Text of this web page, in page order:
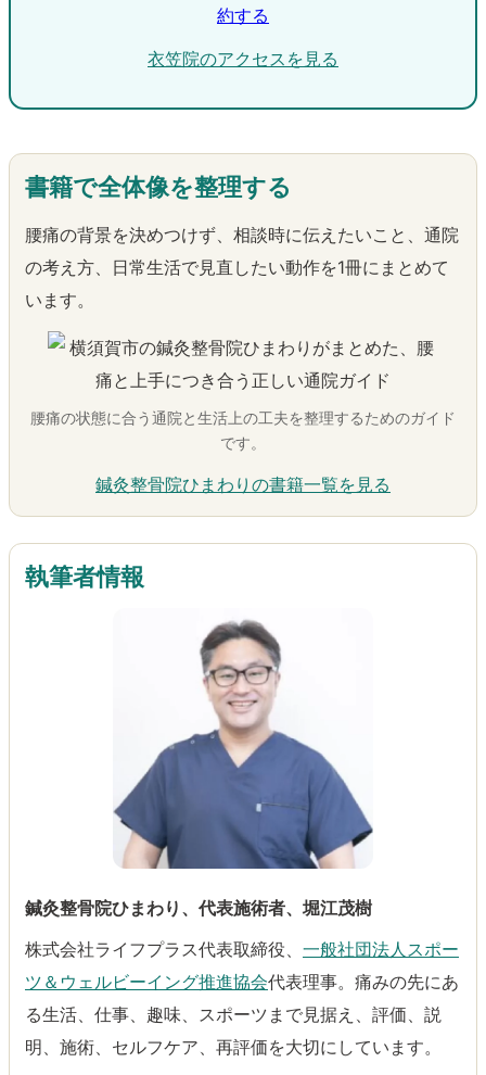
衣笠院のアクセスを見る
書籍で全体像を整理する
腰痛の背景を決めつけず、相談時に伝えたいこと、通院
の考え方、日常生活で見直したい動作を1冊にまとめて
います。
腰痛の状態に合う通院と生活上の工夫を整理するためのガイド
です。
鍼灸整骨院ひまわりの書籍一覧を見る
執筆者情報
鍼灸整骨院ひまわり、代表施術者、堀江茂樹
株式会社ライフプラス代表取締役、 一般社団法人スポー
ツ＆ウェルビーイング推進協会代表理事。痛みの先にあ
る生活、仕事、趣味、スポーツまで見据え、評価、説
明、施術、セルフケア、再評価を大切にしています。